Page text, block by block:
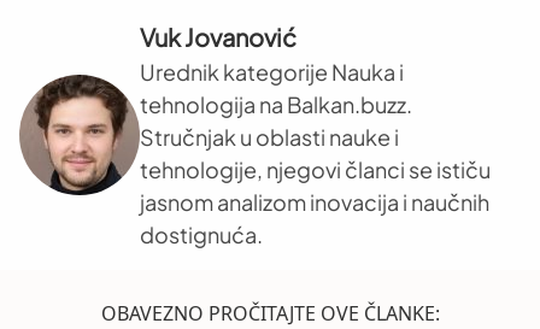
Vuk Jovanović
Urednik kategorije Nauka i
tehnologija na Balkan.buzz.
Stručnjak u oblasti nauke i
tehnologije, njegovi članci se ističu
jasnom analizom inovacija i naučnih
dostignuća.
OBAVEZNO PROČITAJTE OVE ČLANKE: